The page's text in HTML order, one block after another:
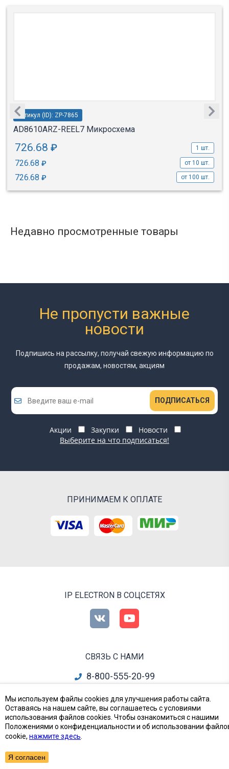
Артикул (ID): ZP-7865
AD8610ARZ-REEL7 Микросхема
726.68 ₽ 1 шт.
726.68 ₽ от 10 шт.
726.68 ₽ от 100 шт.
Недавно просмотренные товары
Не пропусти важные
новости
Подпишись на рассылку, получай свежую информацию по
продажам, новостям, акциям
ПОДПИСАТЬСЯ
Акции Закупки
Новости
Выберите на что подписаться!
ПРИНИМАЕМ К ОПЛАТЕ
IP ELECTRON В СОЦСЕТЯХ
СВЯЗЬ С НАМИ
8-800-555-20-99
info@ipelectron.ru
все контакты
Приборы, Радиодетали и Электронные компоненты
Мы используем файлы cookies для улучшения работы сайта.
Оставаясь на нашем сайте, вы соглашаетесь с условиями
использования файлов cookies. Чтобы ознакомиться с нашими
Положениями о конфиденциальности и об использовании
cookie, нажмите здесь
Я согласен